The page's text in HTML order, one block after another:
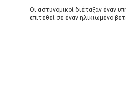
Οι αστυνομικοί διέταξαν έναν
επιτεθεί σε έναν ηλικιωμένο